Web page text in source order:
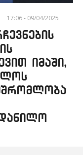
17:06 - 09/04/2025
იმაში,